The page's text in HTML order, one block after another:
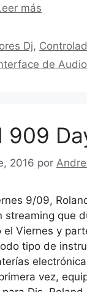
más
Dj,
de Audio
909
2016 por
9/09,
streaming que
el Viernes y
tipo de
vez,